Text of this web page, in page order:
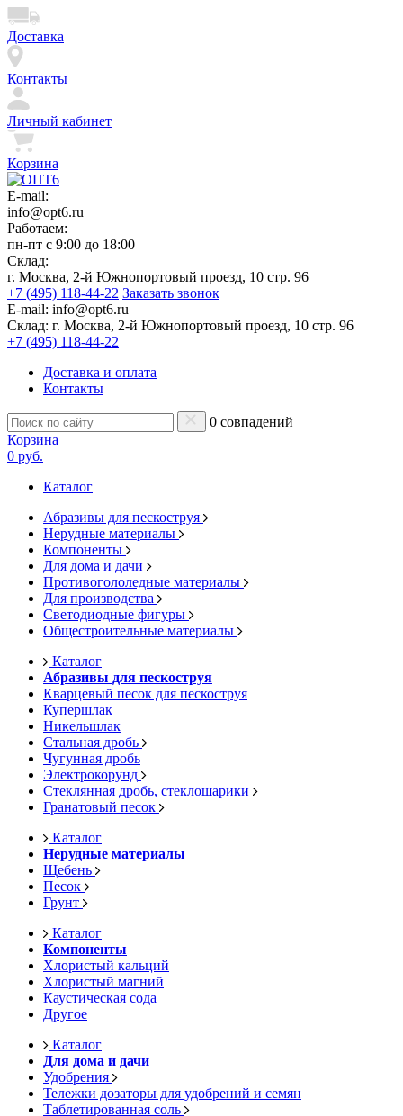
Доставка
Контакты
Личный кабинет
Корзина
E-mail:
info@opt6.ru
Работаем:
пн-пт с 9:00 до 18:00
Склад:
г. Москва, 2-й Южнопортовый проезд, 10 стр. 96
+7 (495) 118-44-22 Заказать звонок
E-mail: info@opt6.ru
Склад: г. Москва, 2-й Южнопортовый проезд, 10 стр. 96
+7 (495) 118-44-22
Доставка и оплата
Контакты
0 совпадений
Корзина
0 руб.
Каталог
Абразивы для пескоструя
Нерудные материалы
Компоненты
Для дома и дачи
Противогололедные материалы
Для производства
Светодиодные фигуры
Общестроительные материалы
Каталог
Абразивы для пескоструя
Кварцевый песок для пескоструя
Купершлак
Никельшлак
Стальная дробь
Чугунная дробь
Электрокорунд
Стеклянная дробь, стеклошарики
Гранатовый песок
Каталог
Нерудные материалы
Щебень
Песок
Грунт
Каталог
Компоненты
Хлористый кальций
Хлористый магний
Каустическая сода
Другое
Каталог
Для дома и дачи
Удобрения
Тележки дозаторы для удобрений и семян
Таблетированная соль